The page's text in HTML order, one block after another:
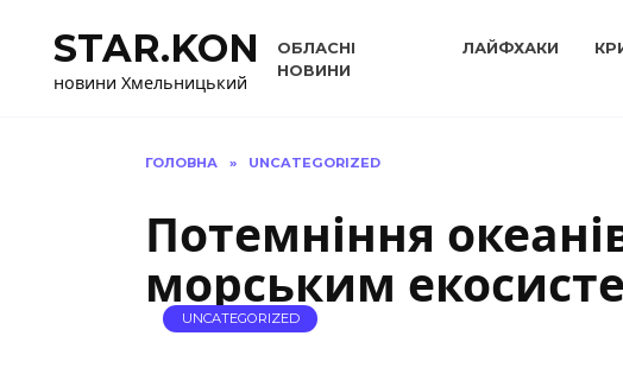
вмістуSTAR.KON
новини Хмельницький
ОБЛАСНІ
НОВИНИ
ЛАЙФХАКИ
ГОЛОВНА » UNCATEGORIZED
Потемніння
морським
UNCATEGORIZED